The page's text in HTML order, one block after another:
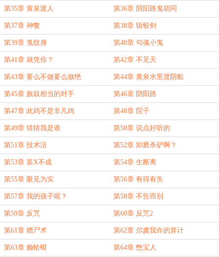
第35章 黄泉渡人 第36章 阴阳路鬼胡同
第37章 神鳖 第38章 斩蛟剑
第39章 鬼纹身 第40章 勾魂小鬼
第41章 就凭你？ 第42章 不见天
第43章 要么不做要么做绝 第44章 黄泉水里渡阴船
第45章 旗鼓相当的对手 第46章 阴阳路
第47章 此鸡不是非凡鸡 第48章 院子
第49章 猜猜我是谁 第50章 说点好听的
第51章 技术活 第52章 卸磨杀驴啊？
第53章 装X不成 第54章 生断离
第55章 眼见为实 第56章 有得有失
第57章 我的孩子呢？ 第58章 不告而别
第59章 反咒 第60章 反咒2
第61章 赠尸术 第62章 尔虞我诈的算计
第63章 癞蛤蟆 第64章 憋宝人